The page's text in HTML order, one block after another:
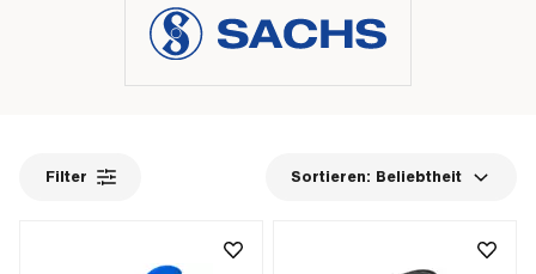
Filter Sortieren: Beliebtheit